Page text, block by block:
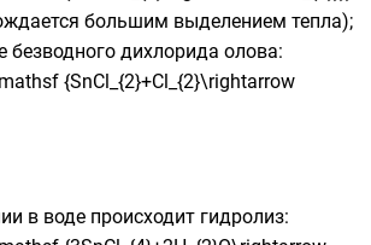
большим выделением тепла);
безводного дихлорида олова:
в воде происходит гидролиз: